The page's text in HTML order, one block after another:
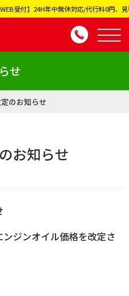
年中無休対応/代行料0円、見積り0円
せ
のお知らせ
お知らせ
ジンオイル価格を改定さ